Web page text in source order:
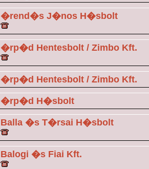
�rend�s J�nos H�sbolt
�rp�d Hentesbolt / Zimbo Kft.
�rp�d Hentesbolt / Zimbo Kft.
�rp�d H�sbolt
Balla �s T�rsai H�sbolt
Balogi �s Fiai Kft.